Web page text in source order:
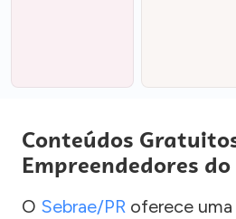
Conteúdos
Empreendedores
O Sebrae/PR oferece